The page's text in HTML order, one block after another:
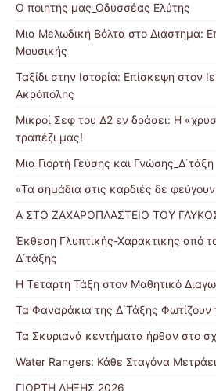
Ο ποιητής μας_Οδυσσέας Ελύτης
Μια Μελωδική Βόλτα στο Διάστημα:
Μουσικής
Ταξίδι στην Ιστορία: Επίσκεψη στον
Ακρόπολης
Μικροί Σεφ του Δ2 εν δράσει: Η
τραπέζι μας!
Μια Γιορτή Γεύσης και Γνώσης_Δ΄τάξη
«Τα σημάδια στις καρδιές δε
Α ΣΤΟ ΖΑΧΑΡΟΠΛΑΣΤΕΙΟ ΤΟΥ
Έκθεση Γλυπτικής-Χαρακτικής από
Δ΄τάξης
Η Τετάρτη Τάξη στον Μαθητικό
Τα Φαναράκια της Δ΄Τάξης
Τα Σκυριανά κεντήματα ήρθαν στο
Water Rangers: Κάθε Σταγόνα
ΓΙΟΡΤΗ ΛΗΞΗΣ 2026